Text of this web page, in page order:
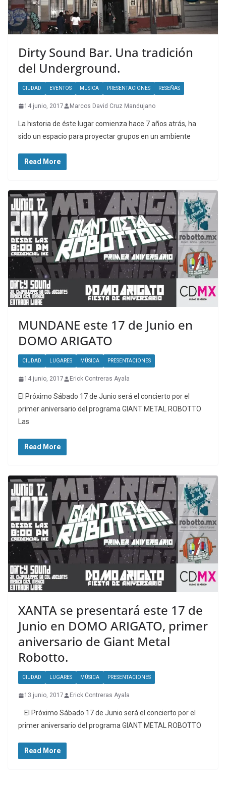
Dirty Sound Bar. Una tradición
del Underground.
CIUDAD EVENTOS MÚSICA PRESENTACIONES RESEÑAS
14 junio, 2017 Marcos David Cruz Mandujano
La historia de éste lugar comienza hace 7 años atrás, ha
sido un espacio para proyectar grupos en un ambiente
Read More
MUNDANE este 17 de Junio en
DOMO ARIGATO
CIUDAD LUGARES MÚSICA PRESENTACIONES
14 junio, 2017 Erick Contreras Ayala
El Próximo Sábado 17 de Junio será el concierto por el
primer aniversario del programa GIANT METAL ROBOTTO
Las
Read More
XANTA se presentará este 17 de
Junio en DOMO ARIGATO, primer
aniversario de Giant Metal
Robotto.
CIUDAD LUGARES MÚSICA PRESENTACIONES
13 junio, 2017 Erick Contreras Ayala
El Próximo Sábado 17 de Junio será el concierto por el
primer aniversario del programa GIANT METAL ROBOTTO
Read More